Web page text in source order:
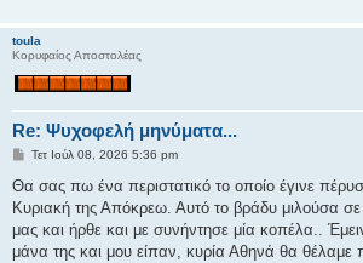
toula
Κορυφαίος Αποστολέας
Re: Ψυχοφελή μηνύματα...
Δ
μ
σ
ί
υ
Τετ Ιούλ 08, 2026 5:36 pm
Θα σας πω ένα περιστατικό το οποίο έγινε
Κυριακή της Απόκρεω. Αυτό το βράδυ μιλούσα
μας και ήρθε και με συνήντησε μία κοπέλα..
μάνα της και μου είπαν, κυρία Αθηνά θα θέλαμε